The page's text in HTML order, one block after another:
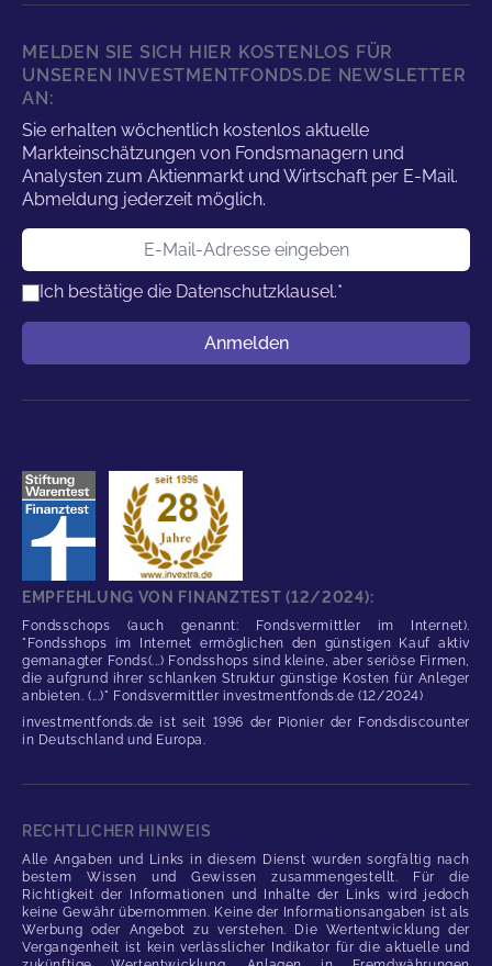
MELDEN SIE SICH HIER KOSTENLOS FÜR
UNSEREN INVESTMENTFONDS.DE NEWSLETTER
AN:
Sie erhalten wöchentlich kostenlos aktuelle
Markteinschätzungen von Fondsmanagern und
Analysten zum Aktienmarkt und Wirtschaft per E-Mail.
Abmeldung jederzeit möglich.
E-Mail-Adresse
Ich bestätige die Datenschutzklausel.*
Anmelden
EMPFEHLUNG VON FINANZTEST (12/2024):
Fondsschops (auch genannt: Fondsvermittler im Internet).
"Fondsshops im Internet ermöglichen den günstigen Kauf aktiv
gemanagter Fonds(...) Fondsshops sind kleine, aber seriöse Firmen,
die aufgrund ihrer schlanken Struktur günstige Kosten für Anleger
anbieten. (...)" Fondsvermittler investmentfonds.de (12/2024)
investmentfonds.de ist seit 1996 der Pionier der Fondsdiscounter
in Deutschland und Europa.
RECHTLICHER HINWEIS
Alle Angaben und Links in diesem Dienst wurden sorgfältig nach
bestem Wissen und Gewissen zusammengestellt. Für die
Richtigkeit der Informationen und Inhalte der Links wird jedoch
keine Gewähr übernommen. Keine der Informationsangaben ist als
Werbung oder Angebot zu verstehen. Die Wertentwicklung der
Vergangenheit ist kein verlässlicher Indikator für die aktuelle und